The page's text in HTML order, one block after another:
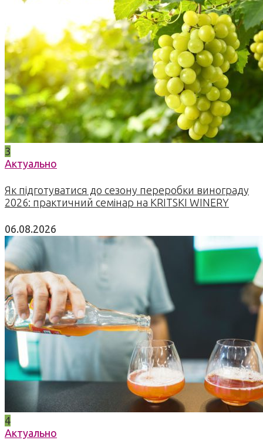
3
Актуально
Як підготуватися до сезону переробки винограду
2026: практичний семінар на KRITSKI WINERY
06.08.2026
4
Актуально